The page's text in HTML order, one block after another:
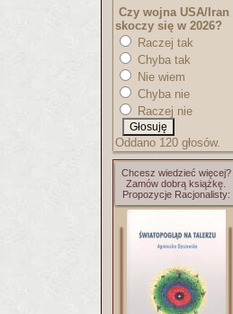
Czy wojna USA/Iran
skoczy się w 2026?
Raczej tak
Chyba tak
Nie wiem
Chyba nie
Raczej nie
Oddano 120 głosów.
Chcesz wiedzieć więcej?
Zamów dobrą książkę.
Propozycje Racjonalisty: